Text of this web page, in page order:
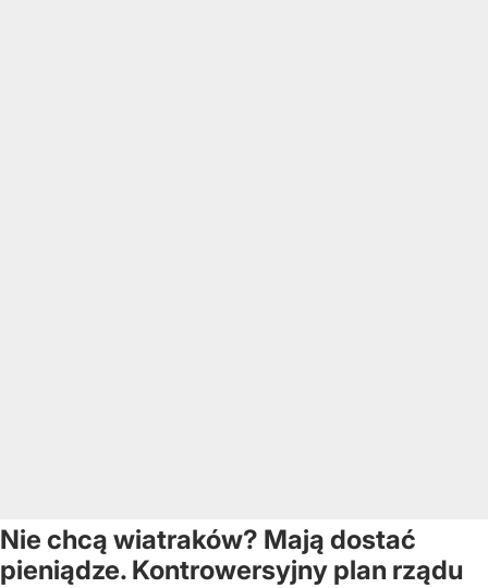
Nie chcą wiatraków? Mają dostać
pieniądze. Kontrowersyjny plan rządu